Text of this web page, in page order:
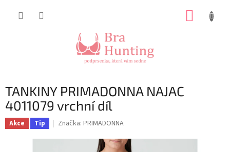
TANKINY PRIMADONNA NAJAC
4011079 vrchní díl
Akce Tip Značka: PRIMADONNA